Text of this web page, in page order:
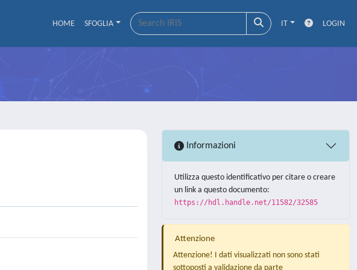
HOME SFOGLIA IT LOGIN
Informazioni
Utilizza questo identificativo per citare o creare
un link a questo documento:
https://hdl.handle.net/11582/32585
Attenzione
Attenzione! I dati visualizzati non sono stati
sottoposti a validazione da parte